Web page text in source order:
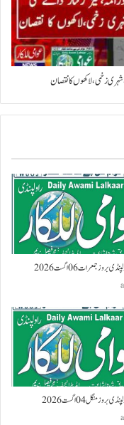
زخمی،لاکھوں کا نقصان
بروز جمعرات 06 اگست 2026
بروز منگل 04 اگست 2026